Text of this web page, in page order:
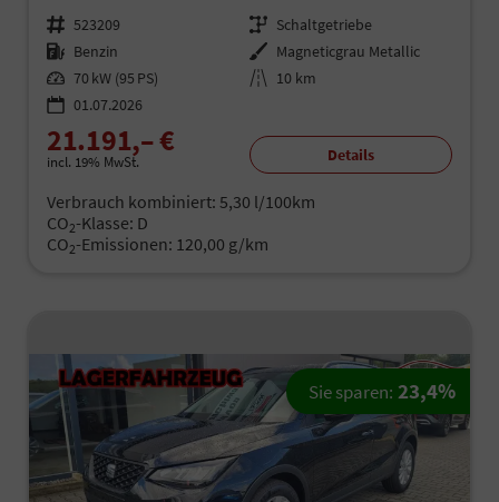
Fahrzeugnr. 523209 Getriebe Schaltgetriebe
Kraftstoff Benzin Außenfarbe Magneticgrau Metallic
Leistung 70 kW (95 PS) Kilometerstand 10 km
01.07.2026
21.191,– €
incl. 19% MwSt. Details
Verbrauch kombiniert: 5,30 l/100km
CO2-Klasse: D
CO2-Emissionen: 120,00 g/km
Sie sparen: 23,4%